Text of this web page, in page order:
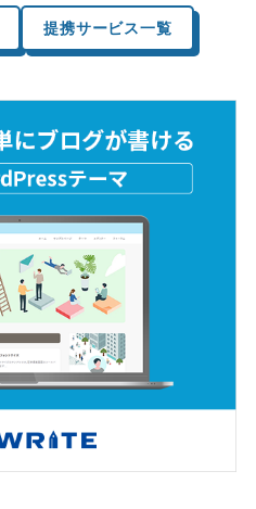
提携サービス一覧